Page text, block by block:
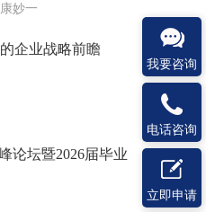
妙一
企业战略前瞻
论坛暨2026届毕业
我要咨询
电话咨询
立即申请